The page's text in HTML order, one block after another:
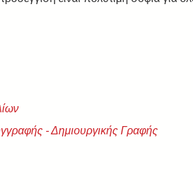
- Δημιουργικής Γραφής